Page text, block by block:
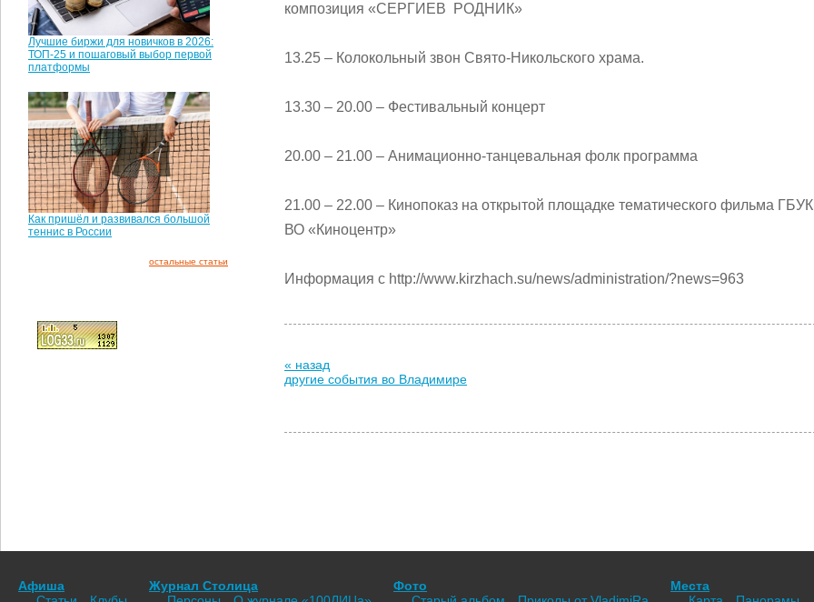
Лучшие биржи для новичков в 2026:
ТОП-25 и пошаговый выбор первой
платформы
Как пришёл и развивался большой
теннис в России
остальные статьи
композиция «СЕРГИЕВ РОДНИК»
13.25 – Колокольный звон Свято-Никольского храма.
13.30 – 20.00 – Фестивальный концерт
20.00 – 21.00 – Анимационно-танцевальная фолк программа
21.00 – 22.00 – Кинопоказ на открытой площадке тематического фильма ГБУК
ВО «Киноцентр»
Информация с http://www.kirzhach.su/news/administration/?news=963
« назад
другие события во Владимире
Афиша
Журнал Столица
Фото
Места